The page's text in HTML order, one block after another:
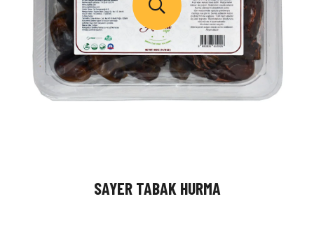
SAYER TABAK HURMA